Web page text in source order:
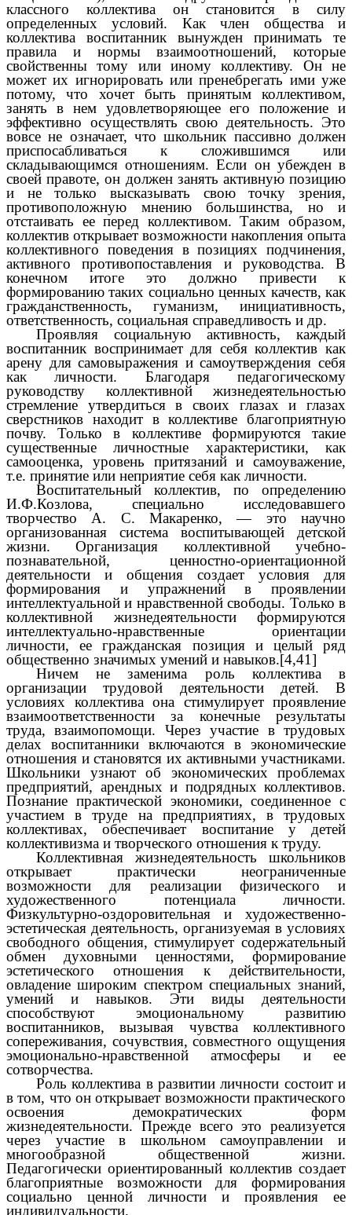
классного коллектива он становится в силу
определенных условий. Как член общества и
коллектива воспитанник вынужден принимать те
правила и нормы взаимоотношений, которые
свойственны тому или иному коллективу. Он не
может их игнорировать или пренебрегать ими уже
потому, что хочет быть принятым коллективом,
занять в нем удовлетворяющее его положение и
эффективно осуществлять свою деятельность. Это
вовсе не означает, что школьник пассивно должен
приспосабливаться к сложившимся или
складывающимся отношениям. Если он убежден в
своей правоте, он должен занять активную позицию
и не только высказывать свою точку зрения,
противоположную мнению большинства, но и
отстаивать ее перед коллективом. Таким образом,
коллектив открывает возможности накопления опыта
коллективного поведения в позициях подчинения,
активного противопоставления и руководства. В
конечном итоге это должно привести к
формированию таких социально ценных качеств, как
гражданственность, гуманизм, инициативность,
ответственность, социальная справедливость и др.
Проявляя социальную активность, каждый
воспитанник воспринимает для себя коллектив как
арену для самовыражения и самоутверждения себя
как личности. Благодаря педагогическому
руководству коллективной жизнедеятельностью
стремление утвердиться в своих глазах и глазах
сверстников находит в коллективе благоприятную
почву. Только в коллективе формируются такие
существенные личностные характеристики, как
самооценка, уровень притязаний и самоуважение,
т.е. принятие или неприятие себя как личности.
Воспитательный коллектив, по определению
И.Ф.Козлова, специально исследовавшего
творчество А. С. Макаренко, — это научно
организованная система воспитывающей детской
жизни. Организация коллективной учебно-
познавательной, ценностно-ориентационной
деятельности и общения создает условия для
формирования и упражнений в проявлении
интеллектуальной и нравственной свободы. Только в
коллективной жизнедеятельности формируются
интеллектуально-нравственные ориентации
личности, ее гражданская позиция и целый ряд
общественно значимых умений и навыков.[4,41]
Ничем не заменима роль коллектива в
организации трудовой деятельности детей. В
условиях коллектива она стимулирует проявление
взаимоответственности за конечные результаты
труда, взаимопомощи. Через участие в трудовых
делах воспитанники включаются в экономические
отношения и становятся их активными участниками.
Школьники узнают об экономических проблемах
предприятий, арендных и подрядных коллективов.
Познание практической экономики, соединенное с
участием в труде на предприятиях, в трудовых
коллективах, обеспечивает воспитание у детей
коллективизма и творческого отношения к труду.
Коллективная жизнедеятельность школьников
открывает практически неограниченные
возможности для реализации физического и
художественного потенциала личности.
Физкультурно-оздоровительная и художественно-
эстетическая деятельность, организуемая в условиях
свободного общения, стимулирует содержательный
обмен духовными ценностями, формирование
эстетического отношения к действительности,
овладение широким спектром специальных знаний,
умений и навыков. Эти виды деятельности
способствуют эмоциональному развитию
воспитанников, вызывая чувства коллективного
сопереживания, сочувствия, совместного ощущения
эмоционально-нравственной атмосферы и ее
сотворчества.
Роль коллектива в развитии личности состоит и
в том, что он открывает возможности практического
освоения демократических форм
жизнедеятельности. Прежде всего это реализуется
через участие в школьном самоуправлении и
многообразной общественной жизни.
Педагогически ориентированный коллектив создает
благоприятные возможности для формирования
социально ценной личности и проявления ее
индивидуальности.